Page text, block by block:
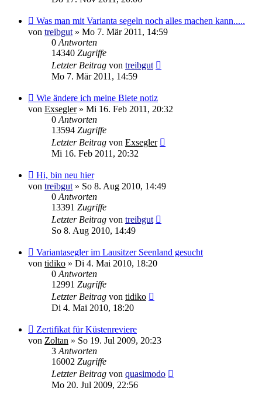
Was man mit Varianta segeln noch alles machen kann.....
von treibgut » Mo 7. Mär 2011, 14:59
0 Antworten
14340 Zugriffe
Letzter Beitrag von treibgut
Mo 7. Mär 2011, 14:59
Wie ändere ich meine Biete notiz
von Exsegler» Mi 16. Feb 2011, 20:32
0 Antworten
13594 Zugriffe
Letzter Beitrag von Exsegler
Mi 16. Feb 2011, 20:32
Hi, bin neu hier
von treibgut » So 8. Aug 2010, 14:49
0 Antworten
13391 Zugriffe
Letzter Beitrag von treibgut
So 8. Aug 2010, 14:49
Variantasegler im Lausitzer Seenland gesucht
von tidiko » Di 4. Mai 2010, 18:20
0 Antworten
12991 Zugriffe
Letzter Beitrag von tidiko
Di 4. Mai 2010, 18:20
Zertifikat für Küstenreviere
von Zoltan » So 19. Jul 2009, 20:23
3 Antworten
16002 Zugriffe
Letzter Beitrag von quasimodo
Mo 20. Jul 2009, 22:56